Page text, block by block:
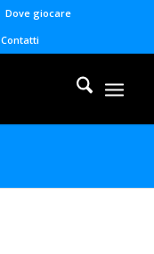
Dove giocare
Contatti